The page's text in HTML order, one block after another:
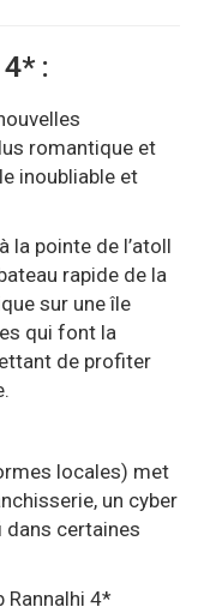
:
romantique et
inoubliable et
la pointe de l’atoll
rapide de la
sur une île
qui font la
de profiter
locales) met
un cyber
certaines
Rannalhi 4*